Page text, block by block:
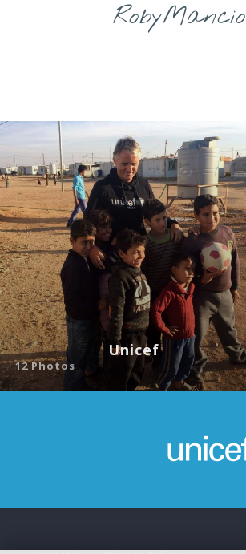
RobyMancio
Unicef
12 Photos